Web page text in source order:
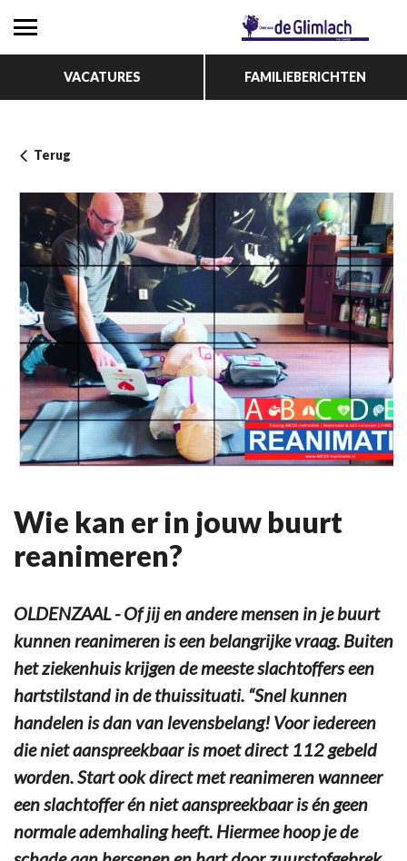
VACATURES FAMILIEBERICHTEN
Terug
Wie kan er in jouw buurt
reanimeren?
OLDENZAAL - Of jij en andere mensen in je buurt
kunnen reanimeren is een belangrijke vraag. Buiten
het ziekenhuis krijgen de meeste slachtoffers een
hartstilstand in de thuissituati. “Snel kunnen
handelen is dan van levensbelang! Voor iedereen
die niet aanspreekbaar is moet direct 112 gebeld
worden. Start ook direct met reanimeren wanneer
een slachtoffer én niet aanspreekbaar is én geen
normale ademhaling heeft. Hiermee hoop je de